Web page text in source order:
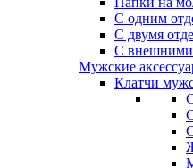
С одним
С двумя
С внешними
Мужские
Клатчи